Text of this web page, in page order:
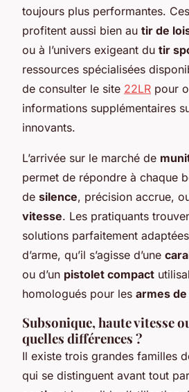
toujours plus performantes.
profitent aussi bien au tir de
ou à l’univers exigeant du tir
ressources spécialisées
de consulter le site 22LR pour
informations supplémentaires
innovants.
L’arrivée sur le marché de
permet de répondre à chaque
de silence, précision accrue,
vitesse. Les pratiquants
solutions parfaitement
d’arme, qu’il s’agisse d’une
ou d’un pistolet compact
homologués pour les armes
Subsonique, haute vitesse
quelles différences ?
Il existe trois grandes familles
qui se distinguent avant tout